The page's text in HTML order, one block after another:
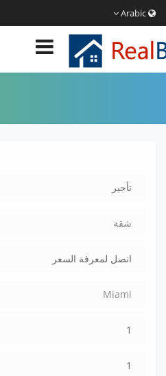
تأجير
شقة
اتصل لمعرفة السعر
Miami
1
1